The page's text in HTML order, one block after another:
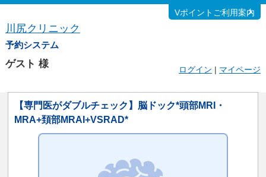
川尻クリニック
予約システム
Vポイントご利用案内
ゲスト 様 ログイン | マイページ
【専門医がダブルチェック】脳ドック*頭部MRI・
MRA+頚部MRAI+VSRAD*